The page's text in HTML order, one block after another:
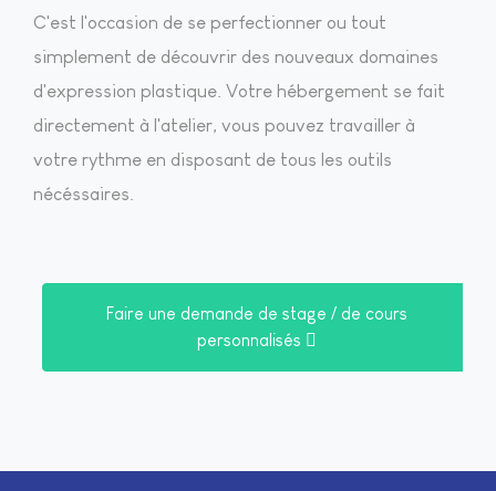
C'est l'occasion de se perfectionner ou tout
simplement de découvrir des nouveaux domaines
d'expression plastique. Votre hébergement se fait
directement à l'atelier, vous pouvez travailler à
votre rythme en disposant de tous les outils
nécéssaires.
Faire une demande de stage / de cours
personnalisés